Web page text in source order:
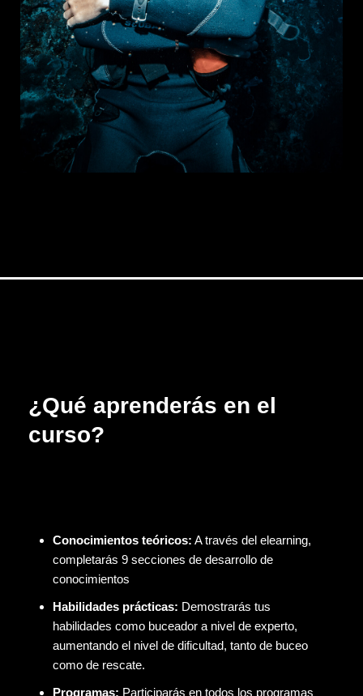
¿Qué aprenderás en el
curso?
Conocimientos teóricos: A través del elearning,
completarás 9 secciones de desarrollo de
conocimientos
Habilidades prácticas: Demostrarás tus
habilidades como buceador a nivel de experto,
aumentando el nivel de dificultad, tanto de buceo
como de rescate.
Programas: Participarás en todos los programas